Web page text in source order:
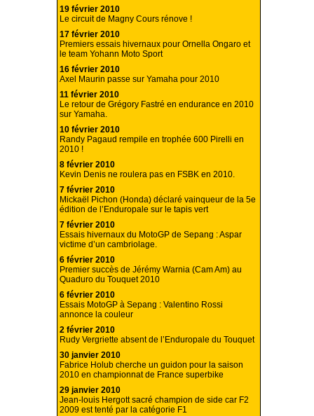
19 février 2010
Le circuit de Magny Cours rénove !
17 février 2010
Premiers essais hivernaux pour Ornella Ongaro et
le team Yohann Moto Sport
16 février 2010
Axel Maurin passe sur Yamaha pour 2010
11 février 2010
Le retour de Grégory Fastré en endurance en 2010
sur Yamaha.
10 février 2010
Randy Pagaud rempile en trophée 600 Pirelli en
2010 !
8 février 2010
Kevin Denis ne roulera pas en FSBK en 2010.
7 février 2010
Mickaël Pichon (Honda) déclaré vainqueur de la 5e
édition de l’Enduropale sur le tapis vert
7 février 2010
Essais hivernaux du MotoGP de Sepang : Aspar
victime d’un cambriolage.
6 février 2010
Premier succès de Jérémy Warnia (Cam Am) au
Quaduro du Touquet 2010
6 février 2010
Essais MotoGP à Sepang : Valentino Rossi
annonce la couleur
2 février 2010
Rudy Vergriette absent de l’Enduropale du Touquet
30 janvier 2010
Fabrice Holub cherche un guidon pour la saison
2010 en championnat de France superbike
29 janvier 2010
Jean-louis Hergott sacré champion de side car F2
2009 est tenté par la catégorie F1